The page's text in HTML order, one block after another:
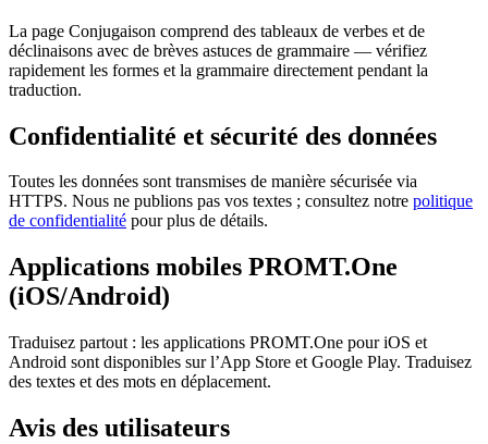
La page Conjugaison comprend des tableaux de verbes et de
déclinaisons avec de brèves astuces de grammaire — vérifiez
rapidement les formes et la grammaire directement pendant la
traduction.
Confidentialité et sécurité des données
Toutes les données sont transmises de manière sécurisée via
HTTPS. Nous ne publions pas vos textes ; consultez notre politique
de confidentialité pour plus de détails.
Applications mobiles PROMT.One
(iOS/Android)
Traduisez partout : les applications PROMT.One pour iOS et
Android sont disponibles sur l’App Store et Google Play. Traduisez
des textes et des mots en déplacement.
Avis des utilisateurs